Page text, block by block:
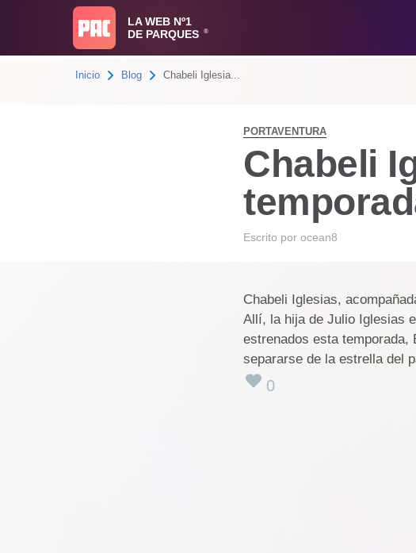
LA WEB Nº1
DE PARQUES
®
Inicio Blog Chabeli Iglesia...
PORTAVENTURA
Chabeli
Escrito por ocean8
Chabeli Iglesias,
Allí, la hija de Julio Iglesias
estrenados esta temporada,
separarse de la estrella del
0